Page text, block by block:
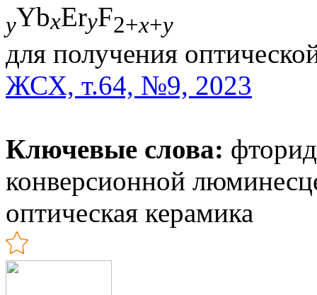
yYbxEryF2+x+y
для получения
ЖСХ, т.64, №9, 2023
Ключевые слова:
конверсионной
оптическая керамика